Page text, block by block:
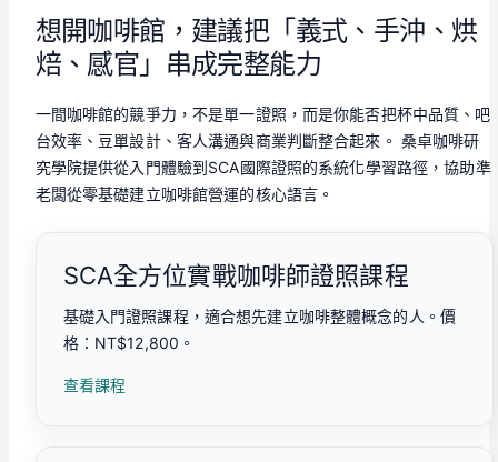
想開咖啡館，建議把「義式、手沖、烘
焙、感官」串成完整能力
一間咖啡館的競爭力，不是單一證照，而是你能否把杯中品質、吧
台效率、豆單設計、客人溝通與商業判斷整合起來。 桑卓咖啡研
究學院提供從入門體驗到SCA國際證照的系統化學習路徑，協助準
老闆從零基礎建立咖啡館營運的核心語言。
SCA全方位實戰咖啡師證照課程
基礎入門證照課程，適合想先建立咖啡整體概念的人。價
格：NT$12,800。
查看課程